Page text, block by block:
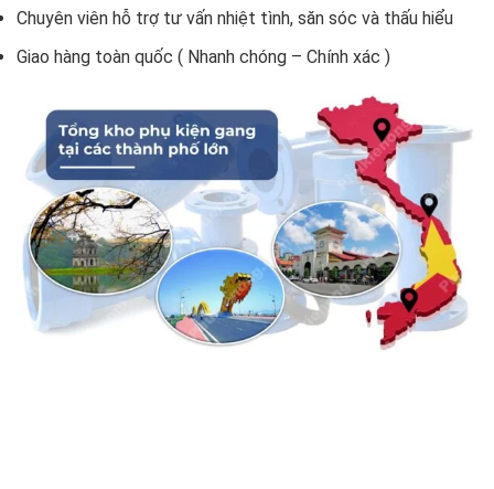
Chuyên viên hỗ trợ tư vấn nhiệt tình, săn sóc và thấu hiểu
Giao hàng toàn quốc ( Nhanh chóng – Chính xác )